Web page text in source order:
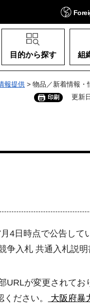
目的から探す 組
報提供 > 物品／新着情報・
印刷 更新
4日時点で公告して
入札 共通入札説
が変更されてお
ださい。
大阪府暴